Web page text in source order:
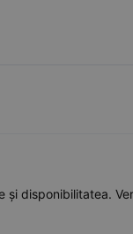
disponibilitatea.